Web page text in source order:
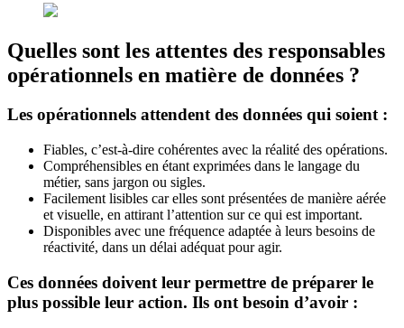
Quelles sont les attentes des responsables
opérationnels en matière de données ?
Les opérationnels attendent des données qui soient :
Fiables, c’est-à-dire cohérentes avec la réalité des opérations.
Compréhensibles en étant exprimées dans le langage du
métier, sans jargon ou sigles.
Facilement lisibles car elles sont présentées de manière aérée
et visuelle, en attirant l’attention sur ce qui est important.
Disponibles avec une fréquence adaptée à leurs besoins de
réactivité, dans un délai adéquat pour agir.
Ces données doivent leur permettre de préparer le
plus possible leur action. Ils ont besoin d’avoir :